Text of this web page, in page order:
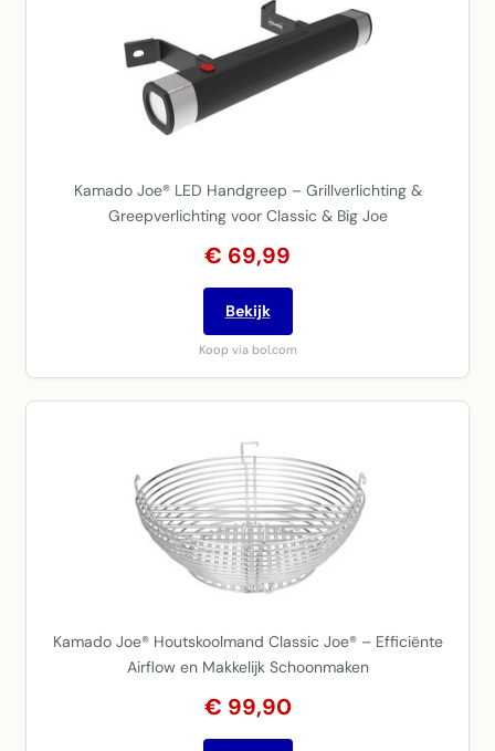
Kamado Joe® LED Handgreep – Grillverlichting &
Greepverlichting voor Classic & Big Joe
€ 69,99
Bekijk
Koop via bol.com
Kamado Joe® Houtskoolmand Classic Joe® – Efficiënte
Airflow en Makkelijk Schoonmaken
€ 99,90